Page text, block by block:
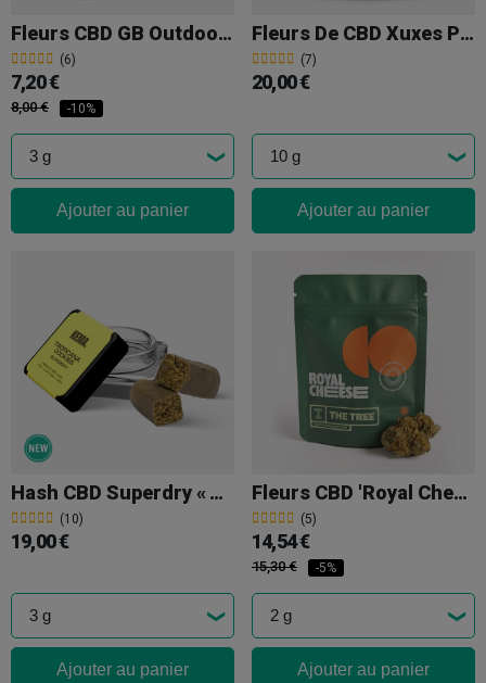
Fleurs CBD GB Outdoor 'OG Kush'
(6)
7,20 €
8,00 € -10%
Ajouter au panier
Fleurs De CBD Xuxes Pop Corn 'Sweet Mandarin'
(7)
20,00 €
Ajouter au panier
Hash CBD Superdry « Tropicana Cookies » KEMA
(10)
19,00 €
Ajouter au panier
Fleurs CBD 'Royal Cheese' Indoor The Tree
(5)
14,54 €
15,30 € -5%
Ajouter au panier